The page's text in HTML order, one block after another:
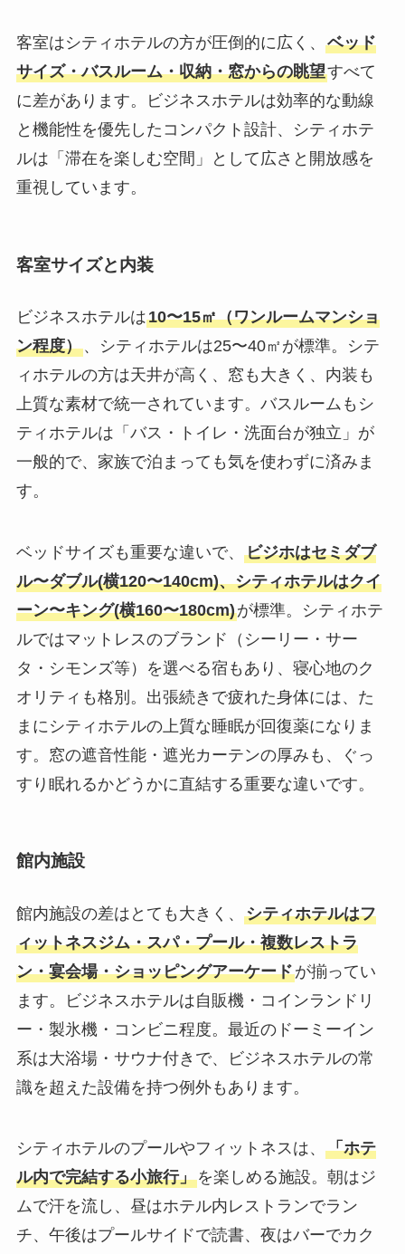
客室はシティホテルの方が圧倒的に広く、 ベッド
サイズ・バスルーム・収納・窓からの眺望すべて
に差があります。ビジネスホテルは効率的な動線
と機能性を優先したコンパクト設計、シティホテ
ルは「滞在を楽しむ空間」として広さと開放感を
重視しています。
客室サイズと内装
ビジネスホテルは10〜15㎡（ワンルームマンショ
ン程度）、シティホテルは25〜40㎡が標準。シテ
ィホテルの方は天井が高く、窓も大きく、内装も
上質な素材で統一されています。バスルームもシ
ティホテルは「バス・トイレ・洗面台が独立」が
一般的で、家族で泊まっても気を使わずに済みま
す。
ベッドサイズも重要な違いで、 ビジホはセミダブ
ル〜ダブル(横120〜140cm)、シティホテルはクイ
ーン〜キング(横160〜180cm)が標準。シティホテ
ルではマットレスのブランド（シーリー・サー
タ・シモンズ等）を選べる宿もあり、寝心地のク
オリティも格別。出張続きで疲れた身体には、た
まにシティホテルの上質な睡眠が回復薬になりま
す。窓の遮音性能・遮光カーテンの厚みも、ぐっ
すり眠れるかどうかに直結する重要な違いです。
館内施設
館内施設の差はとても大きく、 シティホテルはフ
ィットネスジム・スパ・プール・複数レストラ
ン・宴会場・ショッピングアーケードが揃ってい
ます。ビジネスホテルは自販機・コインランドリ
ー・製氷機・コンビニ程度。最近のドーミーイン
系は大浴場・サウナ付きで、ビジネスホテルの常
識を超えた設備を持つ例外もあります。
シティホテルのプールやフィットネスは、 「ホテ
ル内で完結する小旅行」を楽しめる施設。朝はジ
ムで汗を流し、昼はホテル内レストランでラン
チ、午後はプールサイドで読書、夜はバーでカク